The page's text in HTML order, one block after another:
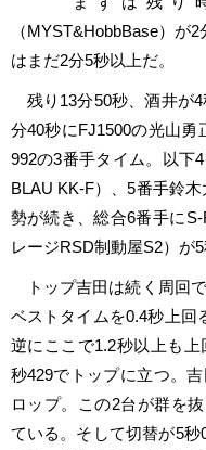
（MYST&HobbBase）が
はまだ2分5秒以上だ。
残り13分50秒、酒井が4
分40秒にFJ1500の光山
992の3番手タイム。以下
BLAU KK-F）、5番手鈴
勢が続き、総合6番手に
レージRSD制動屋S2）が5
トップ吉田は続く周回
ベストタイムを0.4秒上回
逆にここで1.2秒以上も
秒429でトップに立つ。
ロップ。この2台が群を
ている。そして切替が5